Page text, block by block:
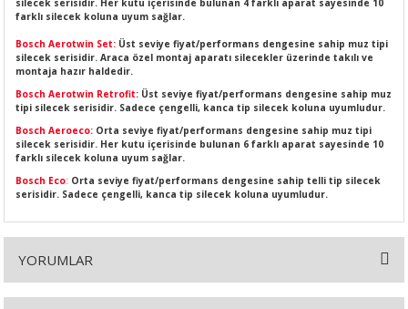
silecek serisidir. Her kutu içerisinde bulunan 4 farklı aparat sayesinde 10
farklı silecek koluna uyum sağlar.
Bosch Aerotwin Set: Üst seviye fiyat/performans dengesine sahip muz tipi
silecek serisidir. Araca özel montaj aparatı silecekler üzerinde takılı ve
montaja hazır haldedir.
Bosch Aerotwin Retrofit: Üst seviye fiyat/performans dengesine sahip muz
tipi silecek serisidir. Sadece çengelli, kanca tip silecek koluna uyumludur.
Bosch Aeroeco: Orta seviye fiyat/performans dengesine sahip muz tipi
silecek serisidir. Her kutu içerisinde bulunan 6 farklı aparat sayesinde 10
farklı silecek koluna uyum sağlar.
Bosch Eco: Orta seviye fiyat/performans dengesine sahip telli tip silecek
serisidir. Sadece çengelli, kanca tip silecek koluna uyumludur.
YORUMLAR